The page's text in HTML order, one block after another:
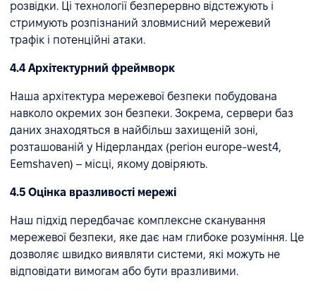
розвідки. Ці технології безперервно відстежують і
стримують розпізнаний зловмисний мережевий
трафік і потенційні атаки.
4.4 Архітектурний фреймворк
Наша архітектура мережевої безпеки побудована
навколо окремих зон безпеки. Зокрема, сервери баз
даних знаходяться в найбільш захищеній зоні,
розташованій у Нідерландах (регіон europe-west4,
Eemshaven) – місці, якому довіряють.
4.5 Оцінка вразливості мережі
Наш підхід передбачає комплексне сканування
мережевої безпеки, яке дає нам глибоке розуміння. Це
дозволяє швидко виявляти системи, які можуть не
відповідати вимогам або бути вразливими.